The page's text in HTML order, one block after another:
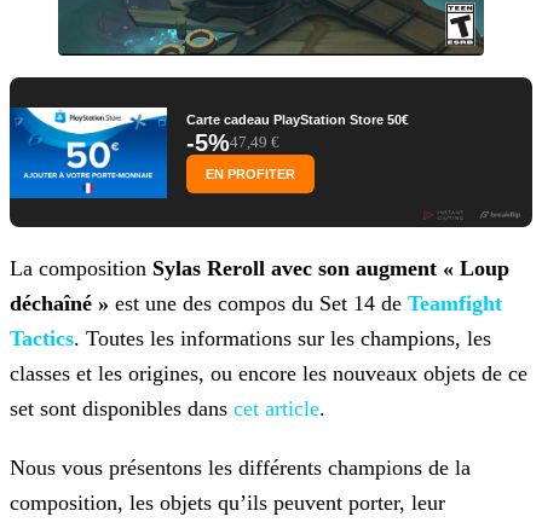
Carte cadeau PlayStation Store 50€
-5%47,49 €
EN PROFITER
La composition Sylas Reroll avec son augment « Loup
déchaîné » est une des compos du Set 14 de Teamfight
Tactics. Toutes les informations sur les champions, les
classes et les origines, ou encore les nouveaux objets de ce
set sont disponibles dans cet article.
Nous vous présentons les différents champions de la
composition, les objets qu’ils peuvent porter, leur